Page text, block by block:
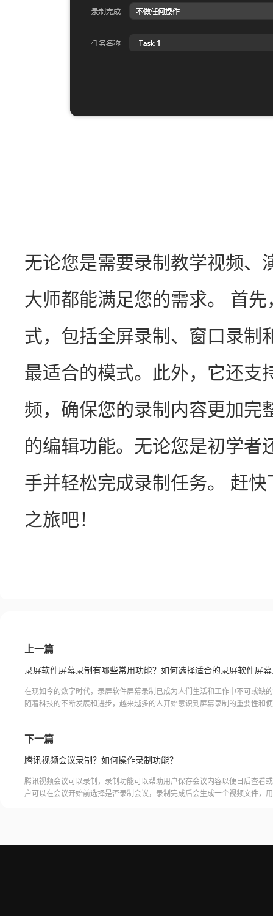
无论您是需要录制教学视频、
大师都能满足您的需求。 首
式，包括全屏录制、窗口录制
最适合的模式。此外，它还支
频，确保您的录制内容更加完
的编辑功能。无论您是初学者
手并轻松完成录制任务。 赶
之旅吧！
上一篇
在现如今的数字时代，录屏软件屏幕录制已成为人们生活和工作中不可或缺
随着科技的不断发展和进步，越来越多的人开始意识到屏幕录制的重要性和
下一篇
腾讯视频会议录制？如何操作录制功能？
腾讯视频会议可以录制，录制功能可以帮助用户保存会议内容以便日后查看
户可以在会议开始前选择是否录制会议，录制完成后会生成一个视频文件，